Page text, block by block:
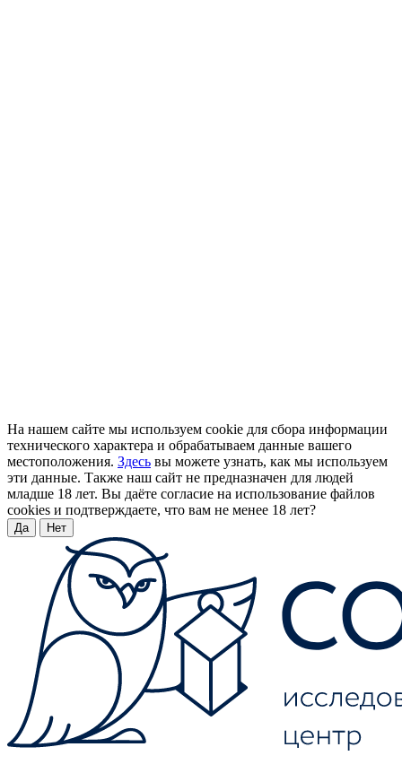
На нашем сайте мы используем cookie для сбора информации
технического характера и обрабатываем данные вашего
местоположения. Здесь вы можете узнать, как мы используем
эти данные. Также наш сайт не предназначен для людей
младше 18 лет. Вы даёте согласие на использование файлов
cookies и подтверждаете, что вам не менее 18 лет?
Да Нет